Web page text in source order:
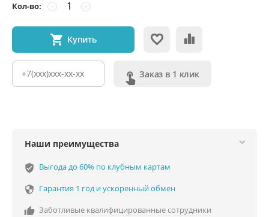
Кол-во: +
−
Купить
Заказ в 1 клик
Наши преимущества
verified_user Выгода до 60% по клубным картам
 Гарантия 1 год и ускоренный обмен
 Заботливые квалифицированные сотрудники